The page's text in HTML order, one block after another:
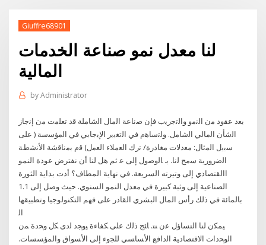
Giuffre68901
لنا معدل نمو صناعة الخدمات
المالية
byAdministrator
ﺑﻌﺩ ﻋﻘﻭﺩ ﻣﻥ ﺍﻟﻧﻣﻭ ﻭﺍﻟﺗﺟﺭﻳﺏ ﻓﺈﻥ ﺻﻧﺎﻋﺔ ﺍﻟﻣﺎﻝ ﺍﻟﺷﺎﻣﻠﺔ ﻗﺩ ﺗﻌﻠﻣﺕ ﻣﻥ ﺇﻧﺟﺎﺯ
ﺍﻟﺷﺄﻥ ﺍﻟﻣﺎﻟﻲ ﺍﻟﺷﺎﻣﻝ. ﻭﻟﺗﺳﺎﻫﻡ ﻓﻲ ﺍﻟﺗﻐﻳﻳﺭ ﺍﻹﻳﺟﺎﺑﻲ ﻓﻲ ﺍﻟﻣﺅﺳﺳﺔ ( ﻋﻠﻰ
ﺳﺑﻳﻝ ﺍﻟﻣﺛﺎﻝ: ﻣﻌﺩﻻﺕ ﻣﻐﺎﺩﺭﺓ/ ﺗﺭﻙ ﺍﻟﻌﻣﻼء ﺍﻟﻌﻣﻝ) ﻗﻡ ﺑﻣﻧﺎﻗﺷﺔ ﺍﻷﻧﺷﻁﺔ
ﺍﻟﺿﺭﻭﺭﻳﺔ ﺳﻣﺢ ﻟﻧﺎ. ﺑ. ﺎﻟﻭﺻﻭﻝ ﺇﻟﻰ ﻋ ثم هل لنا أن نفترض عودة النمو
االقتصادي إلى وتيرته السريعة. في نهاية المطاف؟ أدت بداية الثورة
الصناعية إلى وثبة كبيرة في معدل النمو السنوي. حيث وصل إلى 1.1
بالمائة في ذلك رأس المال البشري القادر على فهم التكنولوجيا وتطبيقها
ﺍﻟ
ﻴﻤﻜﻥ ﻟﻨﺎ ﺍﻟﺘﺴﺎﺅل ﻋﻥ ﻨﺘ. ﺎﺌﺞ ﺫﻟﻙ ﻋﻠﻰ ﻜﻔﺎﺀﺓ ﻴﻭﺠﺩ ﻟﺩﻯ ﻜل ﻭﺤﺩﺓ ﻤﻥ
ﺍﻟﻭﺤﺩﺍﺕ ﺍﻻﻗﺘﺼﺎﺩﻴﺔ ﺍﻟﺩﺍﻓﻊ ﺍﻷﺴﺎﺴﻲ ﻟﻠﺠﻭﺀ ﺇﻟﻰ ﺍﻷﺴﻭﺍﻕ ﻭﺍﻟﻤﺅﺴﺴﺎﺕ.